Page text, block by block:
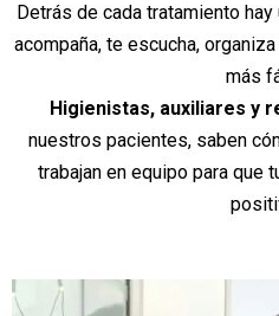
Detrás de cada tratamiento
acompaña, te escucha,
más
Higienistas, auxiliares y
nuestros pacientes, saben
trabajan en equipo para que